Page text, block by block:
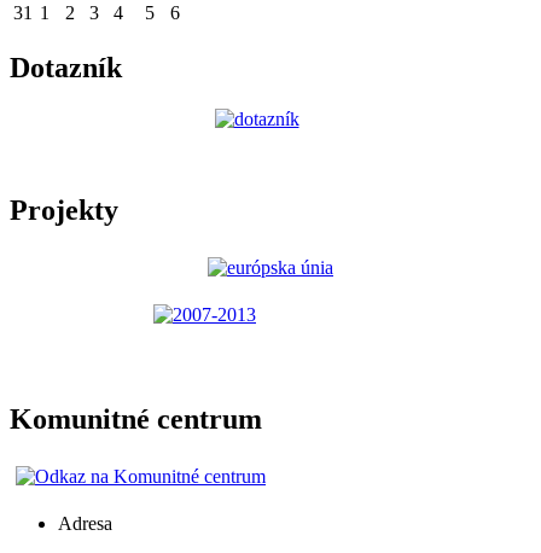
31 1 2 3 4 5 6
Dotazník
Projekty
Komunitné centrum
Adresa